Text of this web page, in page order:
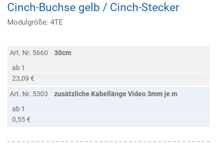
Cinch-Buchse gelb / Cinch-Stecker
Modulgröße: 4TE
Art. Nr. 5660
30cm
ab 1
23,09 €
Art. Nr. 5303
zusätzliche Kabellänge Video 3mm je m
ab 1
0,55 €